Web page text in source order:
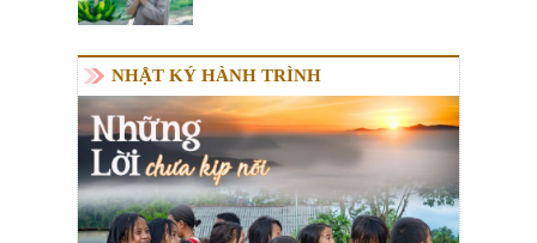
NHẬT KÝ HÀNH TRÌNH